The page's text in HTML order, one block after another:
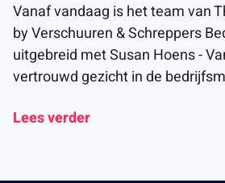
Vanaf vandaag is het team van
by Verschuuren & Schreppers
uitgebreid met Susan Hoens -
vertrouwd gezicht in de
Lees verder